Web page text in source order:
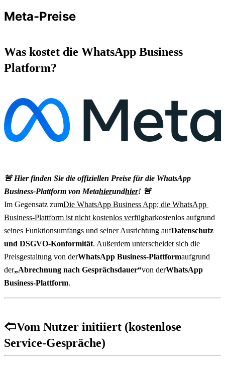
Meta-Preise
Was kostet die WhatsApp Business
Platform?
🚨 Hier finden Sie die offiziellen Preise für die WhatsApp
Business-Plattform von Metahierundhier! 🚨
Im Gegensatz zumDie WhatsApp Business App; die WhatsApp
Business-Plattform ist nicht kostenlos verfügbarkostenlos aufgrund
seines Funktionsumfangs und seiner Ausrichtung aufDatenschutz
und DSGVO-Konformität. Außerdem unterscheidet sich die
Preisgestaltung von derWhatsApp Business-Plattformaufgrund
der„Abrechnung nach Gesprächsdauer“von derWhatsApp
Business-Plattform.
🢢Vom Nutzer initiiert (kostenlose
Service-Gespräche)